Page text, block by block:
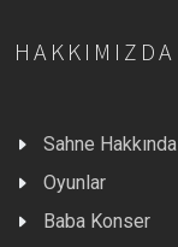
HAKKIMIZDA
Sahne Hakkında
Oyunlar
Baba Konser